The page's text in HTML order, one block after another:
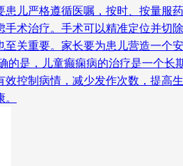
患儿严格遵循医嘱，按时、按量服
手术治疗。手术可以精准定位并切
至关重要。家长要为患儿营造一
的是，儿童癫痫病的治疗是一个
效控制病情，减少发作次数，提高